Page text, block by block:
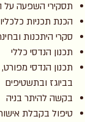
תסקירי השפעה על
הכנת תכניות
סקרי היתכנות
תכנון הנדסי כללי
תכנון הנדסי
בביוגז ובתשטיפים
בקשה להיתר בניה
טיפול בקבלת